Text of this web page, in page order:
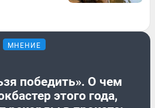
МНЕНИЕ
победить». О чем
этого года,